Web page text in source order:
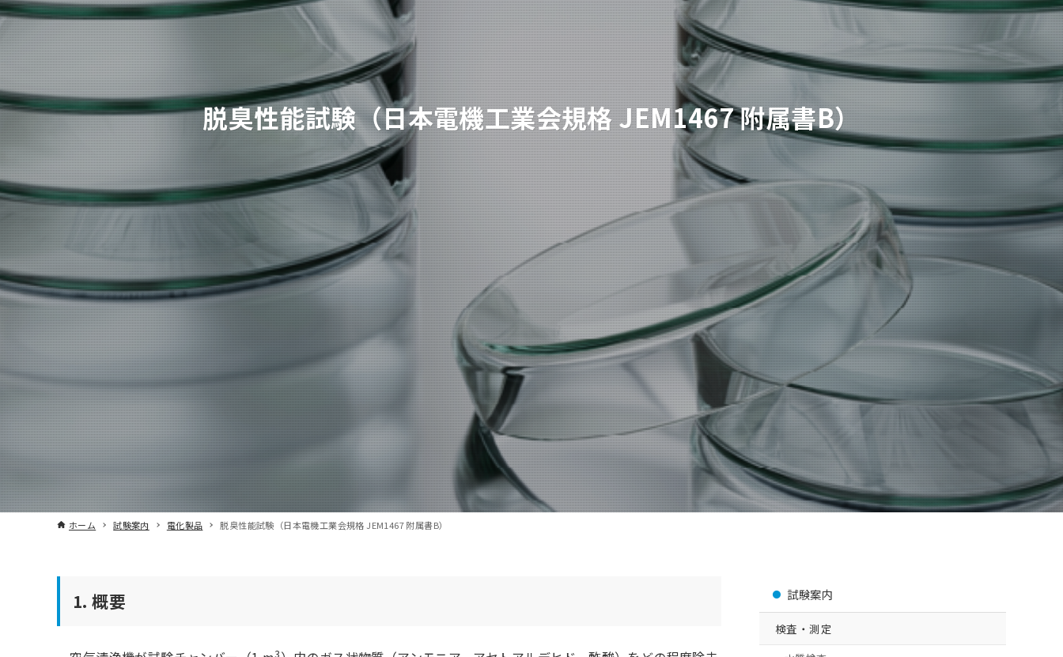
脱臭性能試験（日本電機工業会規格 JEM1467 附属書B）
ホーム 試験案内 電化製品 脱臭性能試験（日本電機工業会規格 JEM1467 附属書B）
1. 概要
3
試験案内
検査・測定